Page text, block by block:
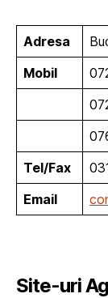
Adresa
Mobil
Tel/Fax
Email
Site-uri